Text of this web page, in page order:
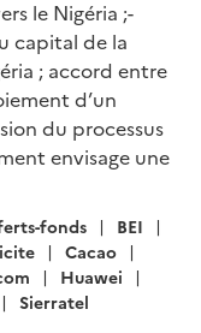
le Nigéria ;-
capital de la
; accord entre
d’un
du processus
envisage une
fonds
BEI
Cacao
Huawei
Sierratel